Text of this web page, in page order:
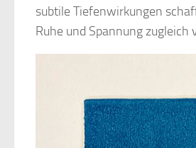
subtile Tiefenwirkungen
Ruhe und Spannung zugleich